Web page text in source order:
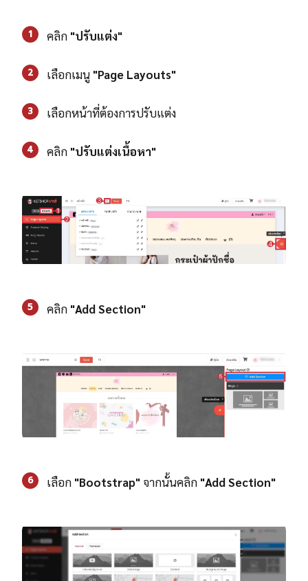
1 คลิก "ปรับแต่ง"
2 เลือกเมนู "Page Layouts"
3 เลือกหน้าที่ต้องการปรับแต่ง
4 คลิก "ปรับแต่งเนื้อหา"
5 คลิก "Add Section"
6 เลือก "Bootstrap" จากนั้นคลิก "Add Section"